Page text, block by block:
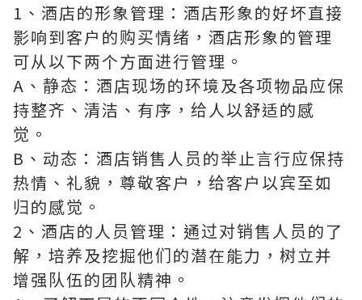
1、酒店的形象管理：酒店形象的好坏直接
影响到客户的购买情绪，酒店形象的管理
可从以下两个方面进行管理。
A、静态：酒店现场的环境及各项物品应保
持整齐、清洁、有序，给人以舒适的感
觉。
B、动态：酒店销售人员的举止言行应保持
热情、礼貌，尊敬客户，给客户以宾至如
归的感觉。
2、酒店的人员管理：通过对销售人员的了
解，培养及挖掘他们的潜在能力，树立并
增强队伍的团队精神。